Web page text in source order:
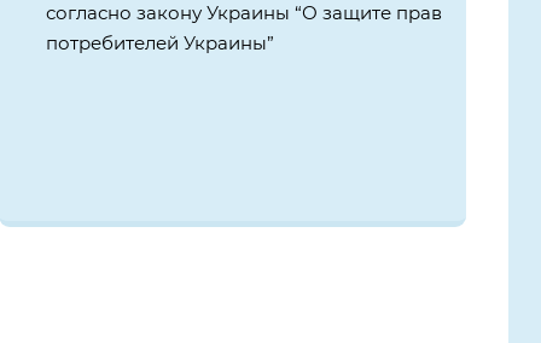
согласно закону Украины “О защите прав
потребителей Украины”